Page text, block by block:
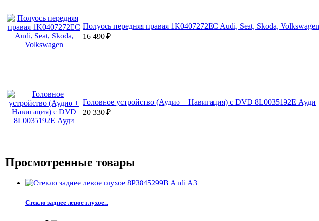
Полуось передняя правая 1K0407272EC Audi, Seat, Skoda, Volkswagen
16 490 ₽
Головное устройство (Аудио + Навигация) с DVD 8L0035192E Ауди
20 330 ₽
Просмотренные товары
Стекло заднее левое глухое...